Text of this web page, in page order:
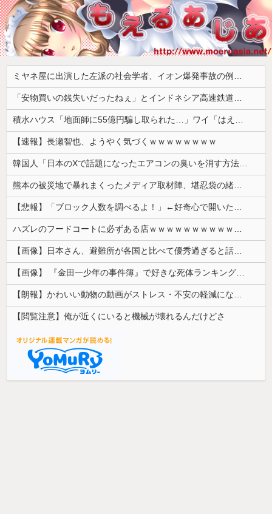
ミヤネ屋に出演した左派の社会学者、イオン爆発事故の例のテナントに理解を示して……
「安物買いの銭失いだったねぇ」とインドネシア高速鉄道の最終処分に日本側騒然、国家予算は使わないというと何が財源なんだ？
積水ハウス「地面師に55億円騙し取られた…」ワイ「はえーかわいそう…会社滅茶苦茶やろなぁ」→
【速報】長瀬智也、ようやく気づくｗｗｗｗｗｗｗｗ
韓国人「日本のXで話題になったエアコンの臭いを消す方法をご覧ください」→「これマジ？」
熊本の被災地で暴れまくったメディア取材陣、堪忍袋の緒が切れた地元住民が苦情を寄せまくった結果……
【悲報】「ブロック人数を調べるよ！」←好奇心で開いたら終わるサイトだった【HotTweets】
ハズレのフードコートに必ずある店ｗｗｗｗｗｗｗｗｗｗｗｗ
【画像】日本さん、避難所が各国と比べて優秀過ぎると話題に
【画像】 『金田一少年の事件簿』で好きな死体ランキング１位がこちら！
【朗報】かわいい動物の動画がストレス・不安の軽減になる可能性。英大学の研究で実証
【閲覧注意】俺が近くにいると機械が壊れるんだけどさ